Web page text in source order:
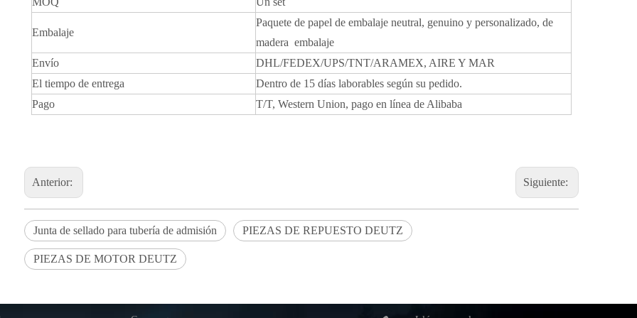
Embalaje
Paquete de papel de embalaje neutral, genuino y personalizado, de
madera embalaje
Envío
DHL/FEDEX/UPS/TNT/ARAMEX, AIRE Y MAR
El tiempo de entrega
Dentro de 15 días laborables según su pedido.
Pago
T/T, Western Union, pago en línea de Alibaba
Anterior: Siguiente:
Junta de sellado para tubería de admisión PIEZAS DE REPUESTO DEUTZ
PIEZAS DE MOTOR DEUTZ